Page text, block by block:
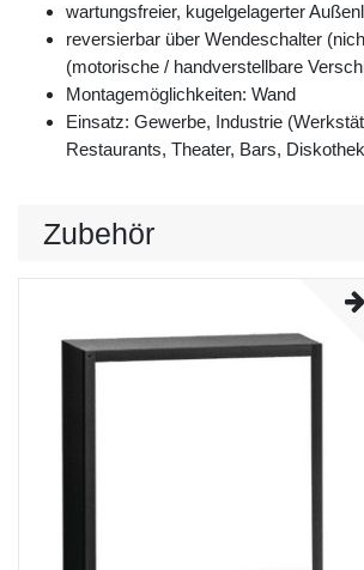
wartungsfreier, kugelgelagerter
reversierbar über Wendeschalter
(motorische / handverstellbare
Montagemöglichkeiten: Wand
Einsatz: Gewerbe, Industrie
Restaurants, Theater, Bars,
Zubehör